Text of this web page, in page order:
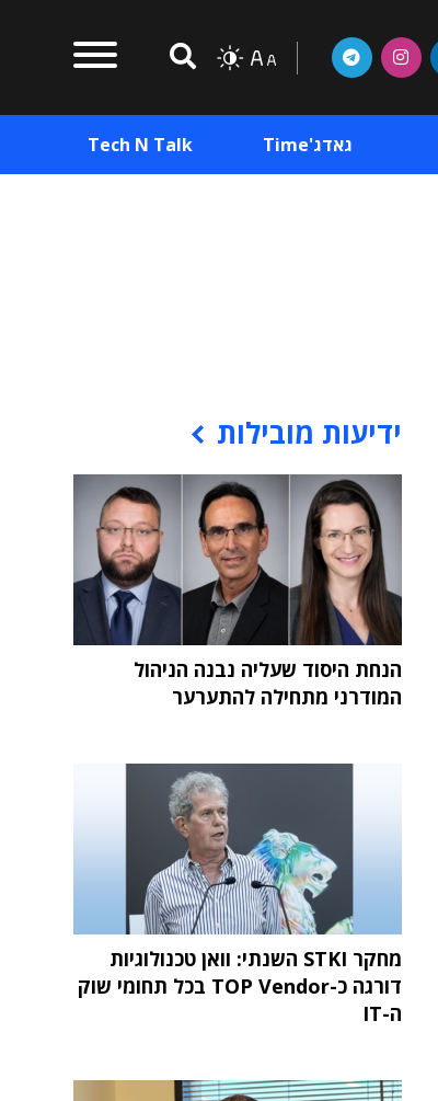
גאדג'Time Tech N Talk
ידיעות מובילות
הנחת היסוד שעליה נבנה הניהול
המודרני מתחילה להתערער
מחקר STKI השנתי: וואן טכנולוגיות
דורגה כ-TOP Vendor בכל תחומי שוק
ה-IT